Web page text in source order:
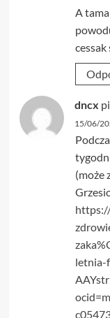
A
dncx
15/06/
(może
letnia-